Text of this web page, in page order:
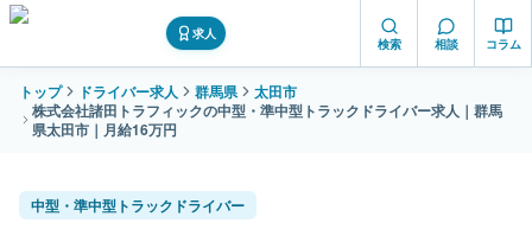
求人
検索 相談 コラム
トップ ドライバー求人 群馬県
太田市
株式会社諸田トラフィックの中型・準中型トラックドライバー求人｜群馬
県太田市｜月給16万円
中型・準中型トラックドライバー